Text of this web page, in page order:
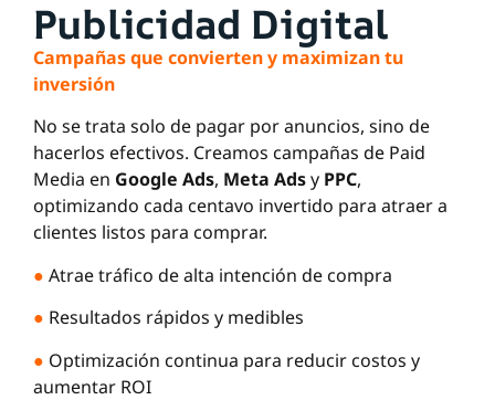
Publicidad Digital
Campañas que convierten y maximizan tu
inversión
No se trata solo de pagar por anuncios, sino de
hacerlos efectivos. Creamos campañas de Paid
Media en Google Ads, Meta Adsy PPC,
optimizando cada centavo invertido para atraer a
clientes listos para comprar.
● Atrae tráfico de alta intención de compra
● Resultados rápidos y medibles
● Optimización continua para reducir costos y
aumentar ROI